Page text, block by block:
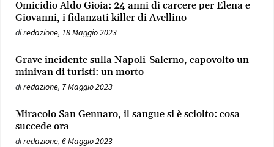
Omicidio Aldo Gioia: 24 anni di carcere per Elena e
Giovanni, i fidanzati killer di Avellino
diredazione, 18 Maggio 2023
Grave incidente sulla Napoli-Salerno, capovolto un
minivan di turisti: un morto
diredazione, 7 Maggio 2023
Miracolo San Gennaro, il sangue si è sciolto: cosa
succede ora
diredazione, 6 Maggio 2023